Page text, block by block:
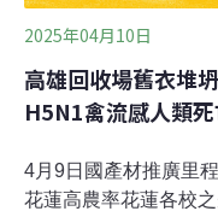
2025年04月10日
高雄回收場舊衣堆
H5N1禽流感人類
4月9日國產材推廣里
花蓮高農率花蓮各校